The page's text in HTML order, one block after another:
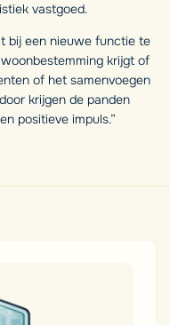
vastgoed.
bij een nieuwe functie te
krijgt of
of het samenvoegen
krijgen de panden
positieve impuls.”